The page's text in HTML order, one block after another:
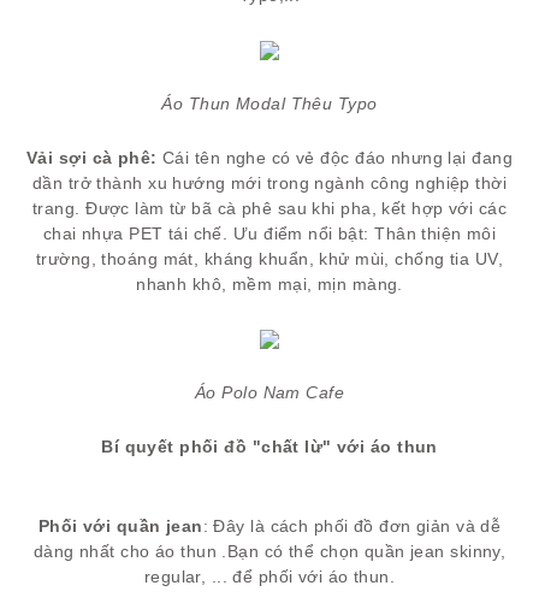
Áo Thun Modal Thêu Typo
Vải sợi cà phê: Cái tên nghe có vẻ độc đáo nhưng lại đang
dần trở thành xu hướng mới trong ngành công nghiệp thời
trang. Được làm từ bã cà phê sau khi pha, kết hợp với các
chai nhựa PET tái chế. Ưu điểm nổi bật: Thân thiện môi
trường, thoáng mát, kháng khuẩn, khử mùi, chống tia UV,
nhanh khô, mềm mại, mịn màng.
Áo Polo Nam Cafe
Bí quyết phối đồ "chất lừ" với áo thun
Phối với quần jean: Đây là cách phối đồ đơn giản và dễ
dàng nhất cho áo thun .Bạn có thể chọn quần jean skinny,
regular, ... để phối với áo thun.